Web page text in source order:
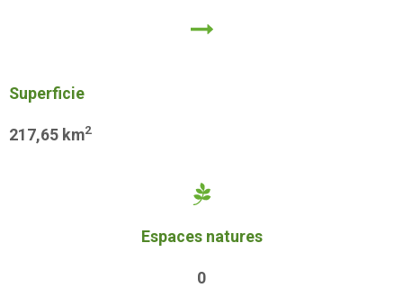
Superficie
217,65 km2
Espaces natures
0